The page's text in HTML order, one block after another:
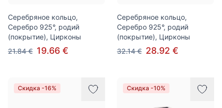
Серебряное кольцо,
Серебро 925°, родий
(покрытие), Цирконы
21.84 € 19.66 €
Серебряное кольцо,
Серебро 925°, родий
(покрытие), Цирконы
32.14 € 28.92 €
Скидка -16% Скидка -10%